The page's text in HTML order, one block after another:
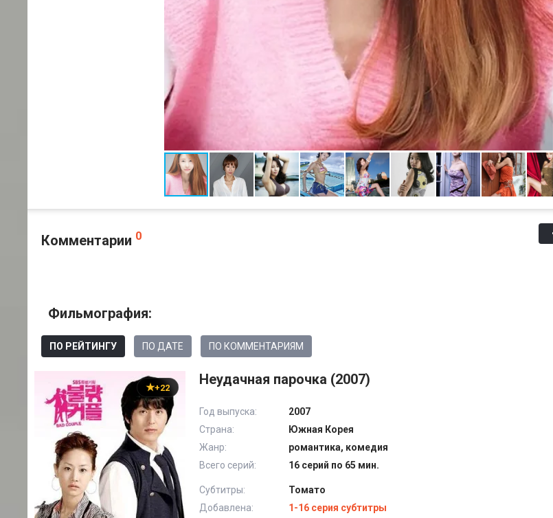
Комментарии 0
Фильмография:
ПО РЕЙТИНГУ ПО ДАТЕ ПО КОММЕНТАРИЯМ
+22 Неудачная парочка (2007)
Год выпуска:
2007
Страна:
Южная Корея
Жанр:
романтика, комедия
Всего серий:
16 серий по 65 мин.
Субтитры:
Томато
Добавлена:
1-16 серия субтитры